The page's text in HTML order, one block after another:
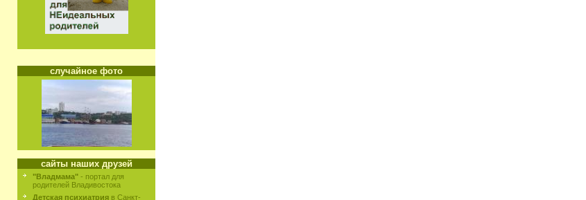
случайное фото
сайты наших друзей
"Владмама" - портал для
родителей Владивостока
Детская психиатрия в Санкт-